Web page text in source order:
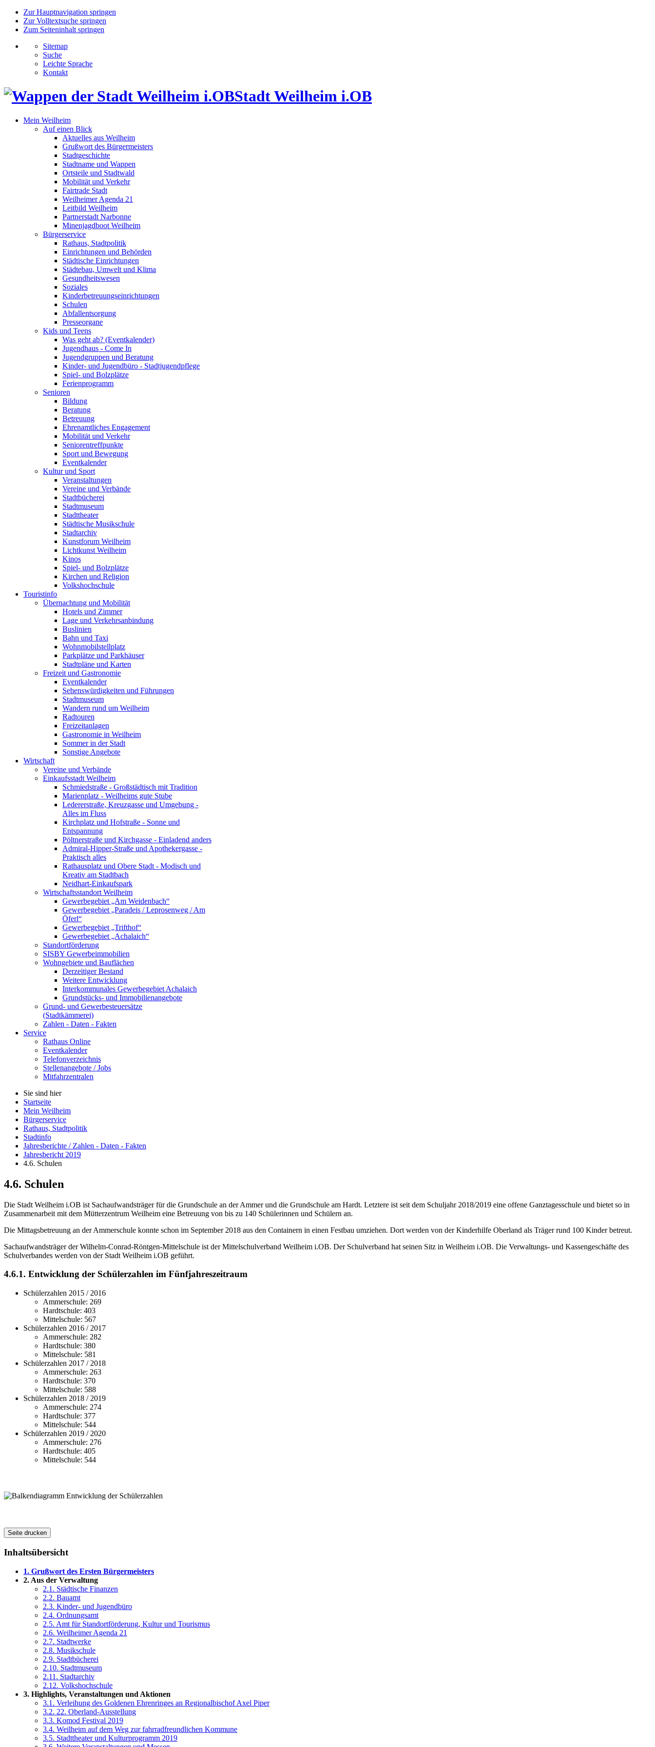
Zur Hauptnavigation springen
Zur Volltextsuche springen
Zum Seiteninhalt springen
Sitemap
Suche
Leichte Sprache
Kontakt
Stadt Weilheim i.OB
Mein Weilheim
Auf einen Blick
Aktuelles aus Weilheim
Grußwort des Bürgermeisters
Stadtgeschichte
Stadtname und Wappen
Ortsteile und Stadtwald
Mobilität und Verkehr
Fairtrade Stadt
Weilheimer Agenda 21
Leitbild Weilheim
Partnerstadt Narbonne
Minenjagdboot Weilheim
Bürgerservice
Rathaus, Stadtpolitik
Einrichtungen und Behörden
Städtische Einrichtungen
Städtebau, Umwelt und Klima
Gesundheitswesen
Soziales
Kinderbetreuungseinrichtungen
Schulen
Abfallentsorgung
Presseorgane
Kids und Teens
Was geht ab? (Eventkalender)
Jugendhaus - Come In
Jugendgruppen und Beratung
Kinder- und Jugendbüro - Stadtjugendpflege
Spiel- und Bolzplätze
Ferienprogramm
Senioren
Bildung
Beratung
Betreuung
Ehrenamtliches Engagement
Mobilität und Verkehr
Seniorentreffpunkte
Sport und Bewegung
Eventkalender
Kultur und Sport
Veranstaltungen
Vereine und Verbände
Stadtbücherei
Stadtmuseum
Stadttheater
Städtische Musikschule
Stadtarchiv
Kunstforum Weilheim
Lichtkunst Weilheim
Kinos
Spiel- und Bolzplätze
Kirchen und Religion
Volkshochschule
Touristinfo
Übernachtung und Mobilität
Hotels und Zimmer
Lage und Verkehrsanbindung
Buslinien
Bahn und Taxi
Wohnmobilstellplatz
Parkplätze und Parkhäuser
Stadtpläne und Karten
Freizeit und Gastronomie
Eventkalender
Sehenswürdigkeiten und Führungen
Stadtmuseum
Wandern rund um Weilheim
Radtouren
Freizeitanlagen
Gastronomie in Weilheim
Sommer in der Stadt
Sonstige Angebote
Wirtschaft
Vereine und Verbände
Einkaufsstadt Weilheim
Schmiedstraße - Großstädtisch mit Tradition
Marienplatz - Weilheims gute Stube
Ledererstraße, Kreuzgasse und Umgebung -
Alles im Fluss
Kirchplatz und Hofstraße - Sonne und
Entspannung
Pöltnerstraße und Kirchgasse - Einladend anders
Admiral-Hipper-Straße und Apothekergasse -
Praktisch alles
Rathausplatz und Obere Stadt - Modisch und
Kreativ am Stadtbach
Neidhart-Einkaufspark
Wirtschaftsstandort Weilheim
Gewerbegebiet „Am Weidenbach“
Gewerbegebiet „Paradeis / Leprosenweg / Am
Öferl“
Gewerbegebiet „Trifthof“
Gewerbegebiet „Achalaich“
Standortförderung
SISBY Gewerbeimmobilien
Wohngebiete und Bauflächen
Derzeitiger Bestand
Weitere Entwicklung
Interkommunales Gewerbegebiet Achalaich
Grundstücks- und Immobilienangebote
Grund- und Gewerbesteuersätze
(Stadtkämmerei)
Zahlen - Daten - Fakten
Service
Rathaus Online
Eventkalender
Telefonverzeichnis
Stellenangebote / Jobs
Mitfahrzentralen
Sie sind hier
Startseite
Mein Weilheim
Bürgerservice
Rathaus, Stadtpolitik
Stadtinfo
Jahresberichte / Zahlen - Daten - Fakten
Jahresbericht 2019
4.6. Schulen
4.6. Schulen
Die Stadt Weilheim i.OB ist Sachaufwandsträger für die Grundschule an der Ammer und die Grundschule am Hardt. Letztere ist seit dem Schuljahr 2018/2019 eine offene Ganztagesschule und bietet so in
Zusammenarbeit mit dem Mütterzentrum Weilheim eine Betreuung von bis zu 140 Schülerinnen und Schülern an.
Die Mittagsbetreuung an der Ammerschule konnte schon im September 2018 aus den Containern in einen Festbau umziehen. Dort werden von der Kinderhilfe Oberland als Träger rund 100 Kinder betreut.
Sachaufwandsträger der Wilhelm-Conrad-Röntgen-Mittelschule ist der Mittelschulverband Weilheim i.OB. Der Schulverband hat seinen Sitz in Weilheim i.OB. Die Verwaltungs- und Kassengeschäfte des
Schulverbandes werden von der Stadt Weilheim i.OB geführt.
4.6.1. Entwicklung der Schülerzahlen im Fünfjahreszeitraum
Schülerzahlen 2015 / 2016
Ammerschule: 269
Hardtschule: 403
Mittelschule: 567
Schülerzahlen 2016 / 2017
Ammerschule: 282
Hardtschule: 380
Mittelschule: 581
Schülerzahlen 2017 / 2018
Ammerschule: 263
Hardtschule: 370
Mittelschule: 588
Schülerzahlen 2018 / 2019
Ammerschule: 274
Hardtschule: 377
Mittelschule: 544
Schülerzahlen 2019 / 2020
Ammerschule: 276
Hardtschule: 405
Mittelschule: 544
Seite drucken
Inhaltsübersicht
1. Grußwort des Ersten Bürgermeisters
2. Aus der Verwaltung
2.1. Städtische Finanzen
2.2. Bauamt
2.3. Kinder- und Jugendbüro
2.4. Ordnungsamt
2.5. Amt für Standortförderung, Kultur und Tourismus
2.6. Weilheimer Agenda 21
2.7. Stadtwerke
2.8. Musikschule
2.9. Stadtbücherei
2.10. Stadtmuseum
2.11. Stadtarchiv
2.12. Volkshochschule
3. Highlights, Veranstaltungen und Aktionen
3.1. Verleihung des Goldenen Ehrenringes an Regionalbischof Axel Piper
3.2. 22. Oberland-Ausstellung
3.3. Komod Festival 2019
3.4. Weilheim auf dem Weg zur fahrradfreundlichen Kommune
3.5. Stadttheater und Kulturprogramm 2019